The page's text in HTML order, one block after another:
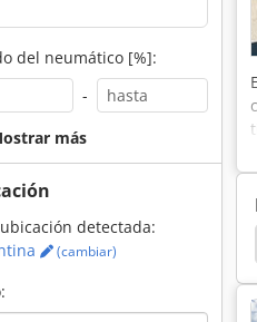
del neumático [%]:
-
más
detectada:
(cambiar)
Volvo 4300